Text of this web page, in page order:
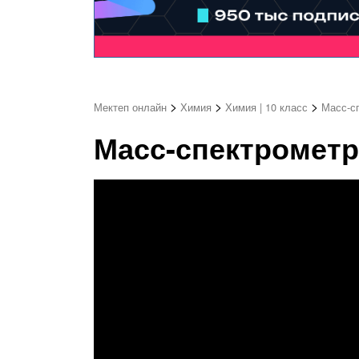
Мектеп онлайн > Химия > Химия | 10 класс > Масс-
Масс-